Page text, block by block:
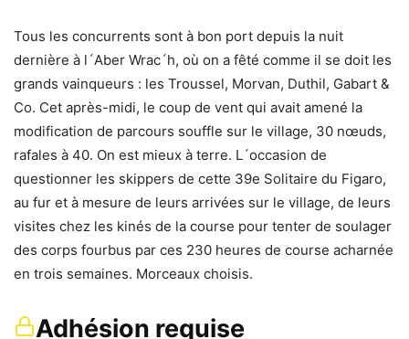
Tous les concurrents sont à bon port depuis la nuit
dernière à l´Aber Wrac´h, où on a fêté comme il se doit les
grands vainqueurs : les Troussel, Morvan, Duthil, Gabart &
Co. Cet après-midi, le coup de vent qui avait amené la
modification de parcours souffle sur le village, 30 nœuds,
rafales à 40. On est mieux à terre. L´occasion de
questionner les skippers de cette 39e Solitaire du Figaro,
au fur et à mesure de leurs arrivées sur le village, de leurs
visites chez les kinés de la course pour tenter de soulager
des corps fourbus par ces 230 heures de course acharnée
en trois semaines. Morceaux choisis.
Adhésion requise